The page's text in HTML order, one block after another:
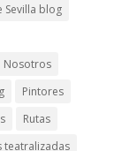
Sevilla blog
Nosotros
Pintores
Rutas
teatralizadas